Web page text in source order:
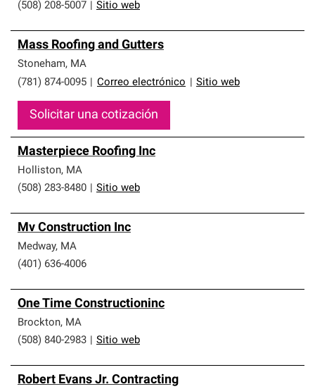
(508) 208-5007
Sitio web
Mass Roofing and Gutters
Stoneham, MA
(781) 874-0095
Correo electrónico Sitio web
Solicitar una cotización
Masterpiece Roofing Inc
Holliston, MA
(508) 283-8480
Sitio web
Mv Construction Inc
Medway, MA
(401) 636-4006
One Time Constructioninc
Brockton, MA
(508) 840-2983
Sitio web
Robert Evans Jr. Contracting